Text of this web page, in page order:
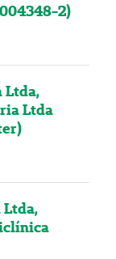
2)
Ltda,
Ltda
Ltda,